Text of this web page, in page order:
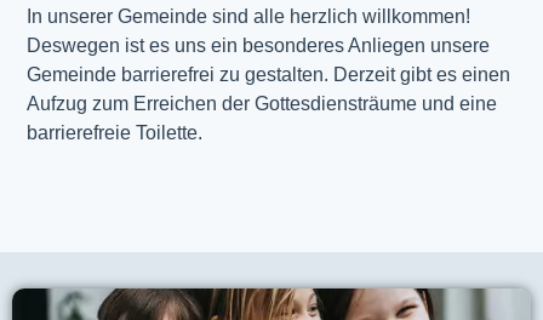
In unserer Gemeinde sind alle herzlich willkommen!
Deswegen ist es uns ein besonderes Anliegen unsere
Gemeinde barrierefrei zu gestalten. Derzeit gibt es einen
Aufzug zum Erreichen der Gottesdiensträume und eine
barrierefreie Toilette.